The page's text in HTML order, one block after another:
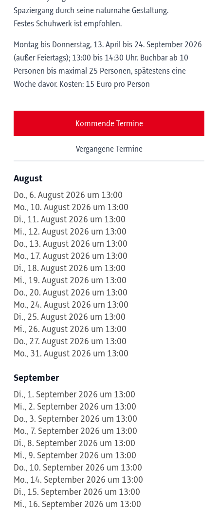
Spaziergang durch seine naturnahe Gestaltung.
Festes Schuhwerk ist empfohlen.
Montag bis Donnerstag, 13. April bis 24. September 2026
(außer Feiertags); 13:00 bis 14:30 Uhr. Buchbar ab 10
Personen bis maximal 25 Personen, spätestens eine
Woche davor. Kosten: 15 Euro pro Person
Kommende Termine
Vergangene Termine
August
Do., 6. August 2026 um 13:00
Mo., 10. August 2026 um 13:00
Di., 11. August 2026 um 13:00
Mi., 12. August 2026 um 13:00
Do., 13. August 2026 um 13:00
Mo., 17. August 2026 um 13:00
Di., 18. August 2026 um 13:00
Mi., 19. August 2026 um 13:00
Do., 20. August 2026 um 13:00
Mo., 24. August 2026 um 13:00
Di., 25. August 2026 um 13:00
Mi., 26. August 2026 um 13:00
Do., 27. August 2026 um 13:00
Mo., 31. August 2026 um 13:00
September
Di., 1. September 2026 um 13:00
Mi., 2. September 2026 um 13:00
Do., 3. September 2026 um 13:00
Mo., 7. September 2026 um 13:00
Di., 8. September 2026 um 13:00
Mi., 9. September 2026 um 13:00
Do., 10. September 2026 um 13:00
Mo., 14. September 2026 um 13:00
Di., 15. September 2026 um 13:00
Mi., 16. September 2026 um 13:00